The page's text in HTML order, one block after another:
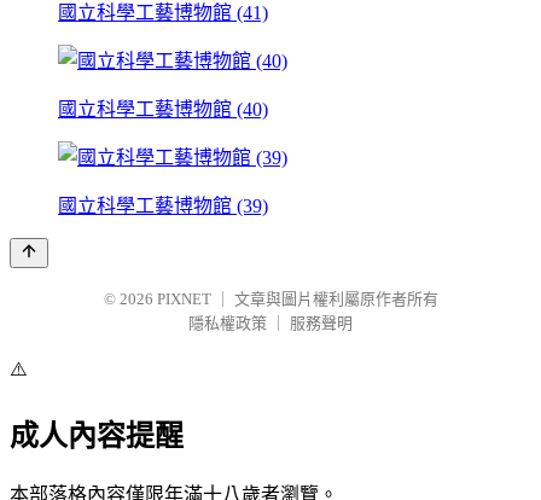
國立科學工藝博物館 (41)
國立科學工藝博物館 (40)
國立科學工藝博物館 (39)
© 2026 PIXNET
文章與圖片權利屬原作者所有
隱私權政策
服務聲明
⚠️
成人內容提醒
本部落格內容僅限年滿十八歲者瀏覽。